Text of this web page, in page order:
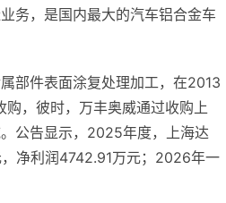
务，是国内最大的汽车铝合金车
部件表面涂复处理加工，在2013
，彼时，万丰奥威通过收购上
公告显示，2025年度，上海达
净利润4742.91万元；2026年一